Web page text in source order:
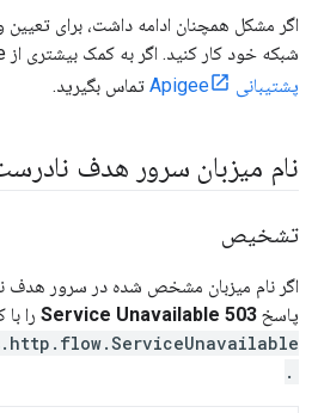
اگر مشکل همچنان ادامه داشت، برای
شبکه خود کار کنید. اگر به کمک بیشتری از Apigee نیاز دارید، با
پشتیبانی Apigee
تماس بگیرید.
نام میزبان سرور هدف
تشخیص
اگر نام میزبان مشخص شده در سرور هدف
پاسخ 503 Service Unavailable
را
.